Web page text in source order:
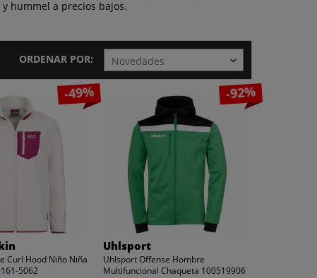
hummel a precios bajos.
ORDENAR POR:
-49%
Curl Hood Niño Niña
5062
-92%
Uhlsport
Uhlsport Offense Hombre
Multifuncional Chaqueta 100519906